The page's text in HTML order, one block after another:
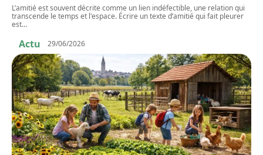
L’amitié est souvent décrite comme un lien indéfectible, une relation qui
transcende le temps et l'espace. Écrire un texte d’amitié qui fait pleurer
est…
Actu 29/06/2026